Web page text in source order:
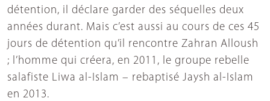
détention, il déclare garder des séquelles deux
années durant. Mais c’est aussi au cours de ces 45
jours de détention qu’il rencontre Zahran Alloush
; l’homme qui créera, en 2011, le groupe rebelle
salafiste Liwa al-Islam – rebaptisé Jaysh al-Islam
en 2013.